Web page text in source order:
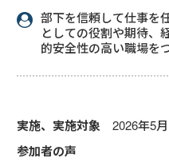
部下を信頼して仕事を
としての役割や期待、
的安全性の高い職場を
実施、実施対象 2026
参加者の声